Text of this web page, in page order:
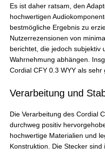
Es ist daher ratsam, den
hochwertigen
bestmögliche Ergebnis zu
Nutzerrezensionen von
berichtet, die jedoch subjektiv
Wahrnehmung abhängen.
Cordial CFY 0.3 WYY als sehr
Verarbeitung und
Die Verarbeitung des Cordial
durchweg positiv
hochwertige Materialien und
Konstruktion. Die Stecker